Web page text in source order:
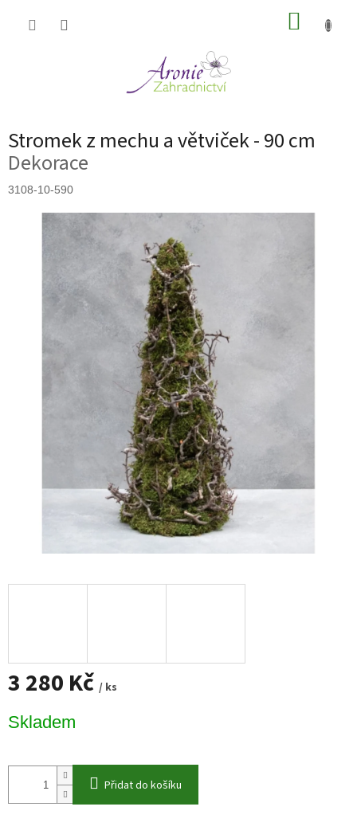
Stromek z mechu a větviček - 90 cm
Dekorace
3108-10-590
3 280 Kč / ks
cena:
Skladem
Přidat do košíku